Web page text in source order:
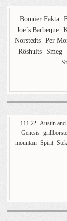
Bonnier Fakta
Joe´s Barbeque
Norstedts Per
Röshults
Smeg
111 22 Austin and
Genesis grillborste
mountain Spirit